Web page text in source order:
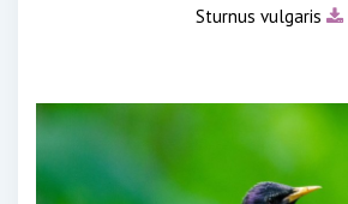
Sturnus vulgaris